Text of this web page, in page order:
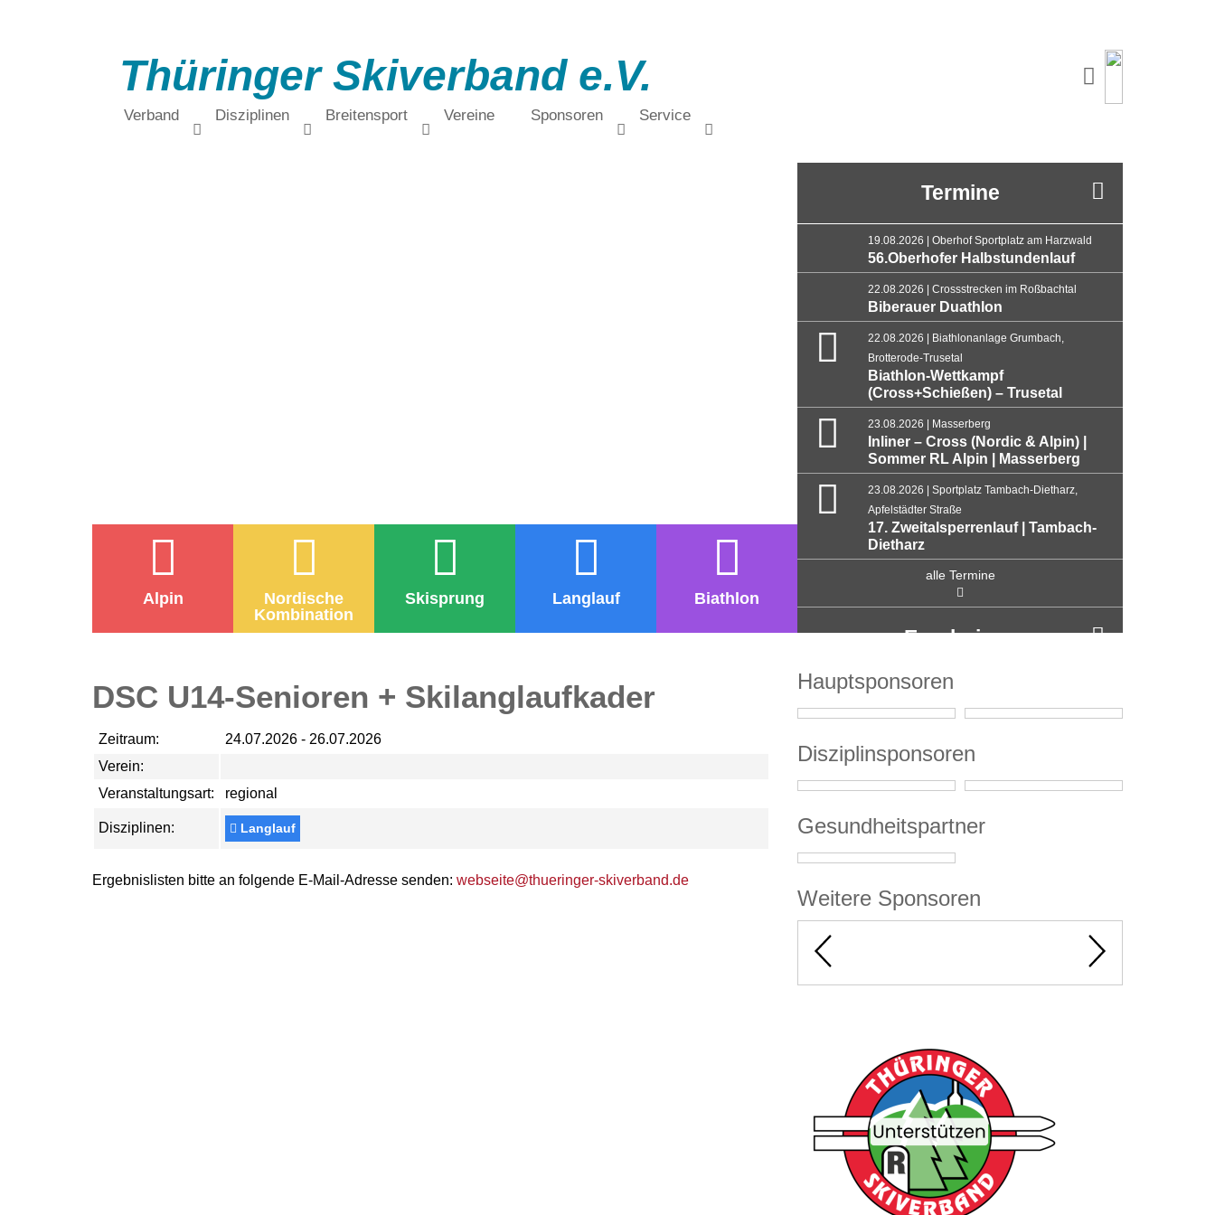
Thüringer Skiverband e.V.
Verband Disziplinen Breitensport Vereine Sponsoren Service
Alpin
Nordische
Kombination
Skisprung Langlauf Biathlon
Termine
19.08.2026 | Oberhof Sportplatz am Harzwald
56.Oberhofer Halbstundenlauf
22.08.2026 | Crossstrecken im Roßbachtal
Biberauer Duathlon
22.08.2026 | Biathlonanlage Grumbach,
Brotterode-Trusetal
Biathlon-Wettkampf
(Cross+Schießen) – Trusetal
23.08.2026 | Masserberg
Inliner – Cross (Nordic & Alpin) |
Sommer RL Alpin | Masserberg
23.08.2026 | Sportplatz Tambach-Dietharz,
Apfelstädter Straße
17. Zweitalsperrenlauf | Tambach-
Dietharz
alle Termine
Ergebnisse
DSC U14-Senioren + Skilanglaufkader
Zeitraum:
24.07.2026 - 26.07.2026
Verein:
Veranstaltungsart:
regional
Disziplinen: Langlauf
Ergebnislisten bitte an folgende E-Mail-Adresse senden: webseite@thueringer-skiverband.de
Hauptsponsoren
Disziplinsponsoren
Gesundheitspartner
Weitere Sponsoren